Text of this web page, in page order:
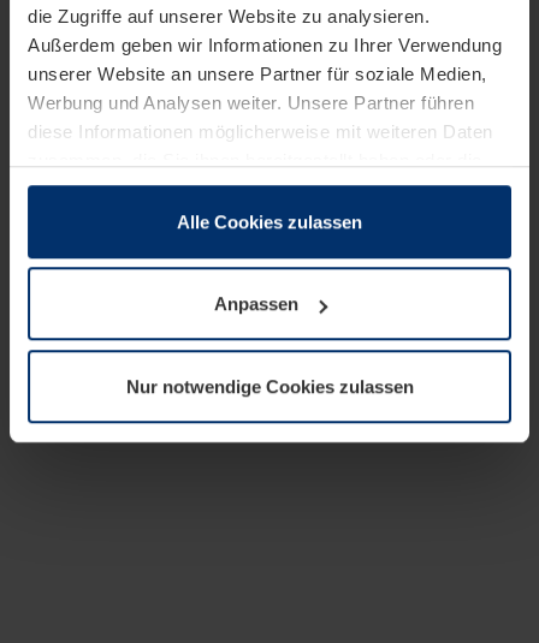
die Zugriffe auf unserer Website zu analysieren.
Außerdem geben wir Informationen zu Ihrer Verwendung
unserer Website an unsere Partner für soziale Medien,
Werbung und Analysen weiter. Unsere Partner führen
diese Informationen möglicherweise mit weiteren Daten
sie im Rahmen Ihrer Nutzung der Dienste gesammelt
wenn diese für den Betrieb dieser Seite unbedingt
notwendig sind. Für alle anderen Cookie-Typen benötigen
wir Ihre Erlaubnis. Ihre Einwilligung können Sie jederzeit
Datenschutzerklärungunserer Website ändern oder
widerrufen.
Alle Cookies zulassen
Anpassen
Nur notwendige Cookies zulassen